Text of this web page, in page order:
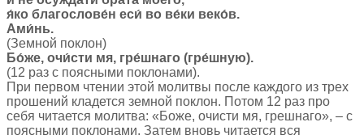
я́ко благослове́н еси́ во ве́ки веко́в.
Ами́нь.
(Земной поклон)
Бо́же, очи́сти мя, гре́шнаго (гре́шную).
(12 раз с поясными поклонами).
При первом чтении этой молитвы после каждого из трех
прошений кладется земной поклон. Потом 12 раз про
себя читается молитва: «Боже, очисти мя, грешнаго», – с
поясными поклонами. Затем вновь читается вся